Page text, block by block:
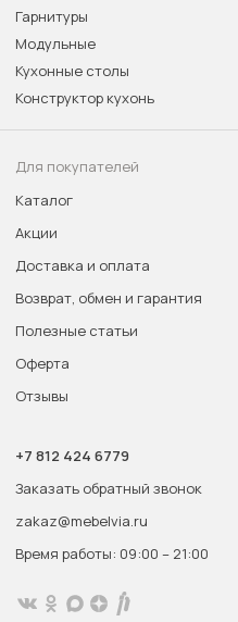
Гарнитуры
Модульные
Кухонные столы
Конструктор кухонь
Для покупателей
Каталог
Акции
Доставка и оплата
Возврат, обмен и гарантия
Полезные статьи
Оферта
Отзывы
+7 812 424 6779
Заказать обратный звонок
zakaz@mebelvia.ru
Время работы: 09:00 – 21:00